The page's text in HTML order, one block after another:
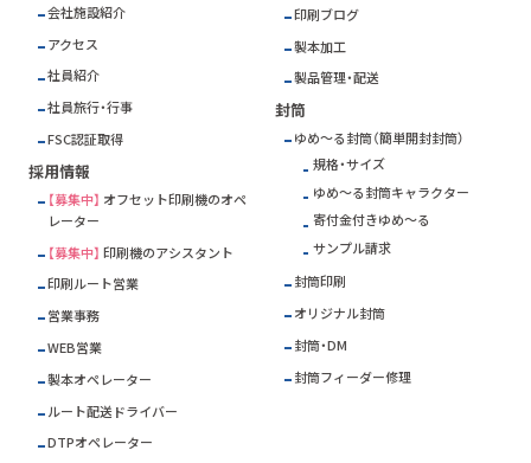
会社施設紹介
アクセス
社員紹介
社員旅行・行事
FSC認証取得
採用情報
【募集中】 オフセット印刷機のオペ
レーター
【募集中】 印刷機のアシスタント
印刷ルート営業
営業事務
WEB営業
製本オペレーター
ルート配送ドライバー
DTPオペレーター
印刷ブログ
製本加工
製品管理・配送
封筒
ゆめ～る封筒（簡単開封封筒）
規格・サイズ
ゆめ～る封筒キャラクター
寄付金付きゆめ～る
サンプル請求
封筒印刷
オリジナル封筒
封筒・DM
封筒フィーダー修理